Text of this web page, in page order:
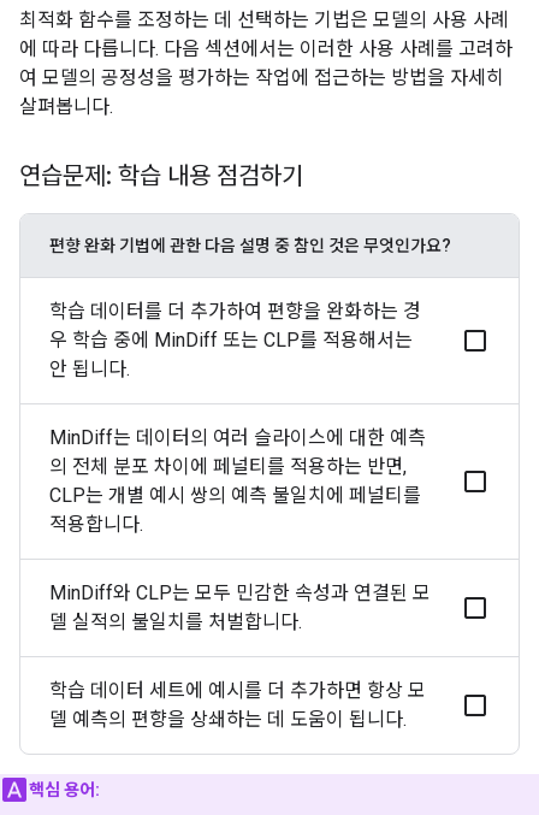
최적화 함수를 조정하는 데 선택하는 기법은 모델의 사용 사례
에 따라 다릅니다. 다음 섹션에서는 이러한 사용 사례를 고려하
여 모델의 공정성을 평가하는 작업에 접근하는 방법을 자세히
살펴봅니다.
연습문제: 학습 내용 점검하기
편향 완화 기법에 관한 다음 설명 중 참인 것은 무엇인가요?
학습 데이터를 더 추가하여 편향을 완화하는 경
우 학습 중에 MinDiff 또는 CLP를 적용해서는
안 됩니다.
MinDiff는 데이터의 여러 슬라이스에 대한 예측
의 전체 분포 차이에 페널티를 적용하는 반면,
CLP는 개별 예시 쌍의 예측 불일치에 페널티를
적용합니다.
MinDiff와 CLP는 모두 민감한 속성과 연결된 모
델 실적의 불일치를 처벌합니다.
학습 데이터 세트에 예시를 더 추가하면 항상 모
델 예측의 편향을 상쇄하는 데 도움이 됩니다.
핵심 용어: